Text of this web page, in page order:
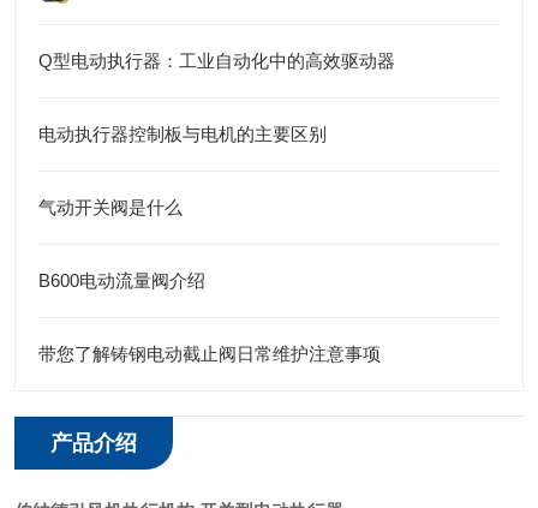
Q型电动执行器：工业自动化中的高效驱动器
电动执行器控制板与电机的主要区别
气动开关阀是什么
B600电动流量阀介绍
带您了解铸钢电动截止阀日常维护注意事项
产品介绍